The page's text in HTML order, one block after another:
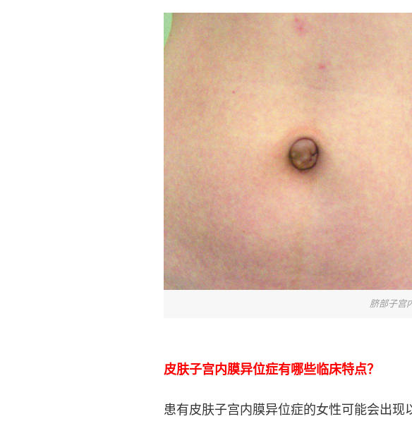
脐部子宫
皮肤子宫内膜异位症有哪些临床特点？
患有皮肤子宫内膜异位症的女性可能会出现